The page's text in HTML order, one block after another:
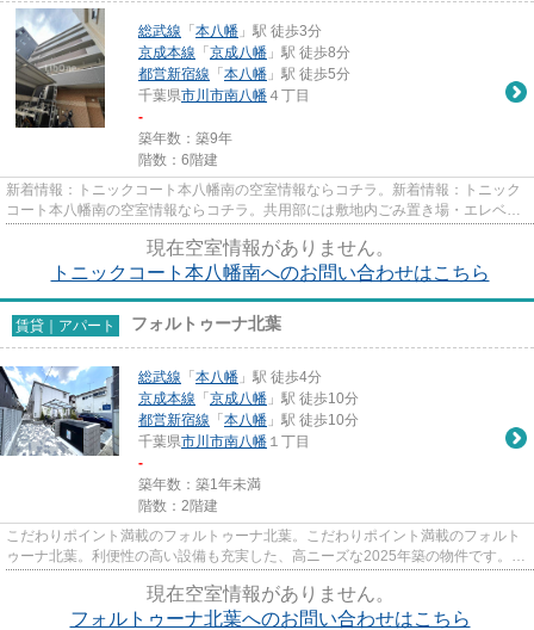
総武線 「 本八幡 」駅 徒歩3分
京成本線 「 京成八幡 」駅 徒歩8分
都営新宿線 「 本八幡 」駅 徒歩5分
千葉県市川市南八幡 ４丁目
-
築年数：築9年
階数：6階建
新着情報：トニックコート本八幡南の空室情報ならコチラ。新着情報：トニック
コート本八幡南の空室情報ならコチラ。共用部には敷地内ごみ置き場・エレベー
現在空室情報がありません。
トニックコート本八幡南へのお問い合わせはこちら
賃貸｜アパート フォルトゥーナ北葉
総武線 「 本八幡 」駅 徒歩4分
京成本線 「 京成八幡 」駅 徒歩10分
都営新宿線 「 本八幡 」駅 徒歩10分
千葉県市川市南八幡 １丁目
-
築年数：築1年未満
階数：2階建
こだわりポイント満載のフォルトゥーナ北葉。こだわりポイント満載のフォルト
ゥーナ北葉。利便性の高い設備も充実した、高ニーズな2025年築の物件です。こ
現在空室情報がありません。
フォルトゥーナ北葉へのお問い合わせはこちら